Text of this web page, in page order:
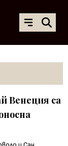
Венеция са